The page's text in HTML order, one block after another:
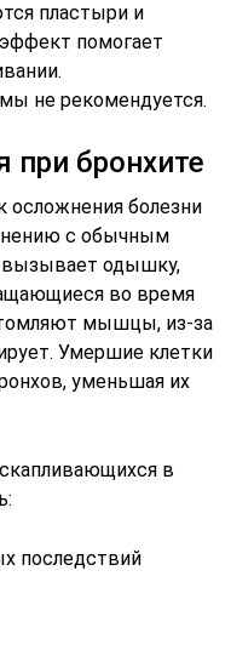
пластыри и
помогает
не рекомендуется.
при бронхите
осложнения болезни
с обычным
вызывает одышку,
во время
мышцы, из-за
Умершие клетки
уменьшая их
в
последствий